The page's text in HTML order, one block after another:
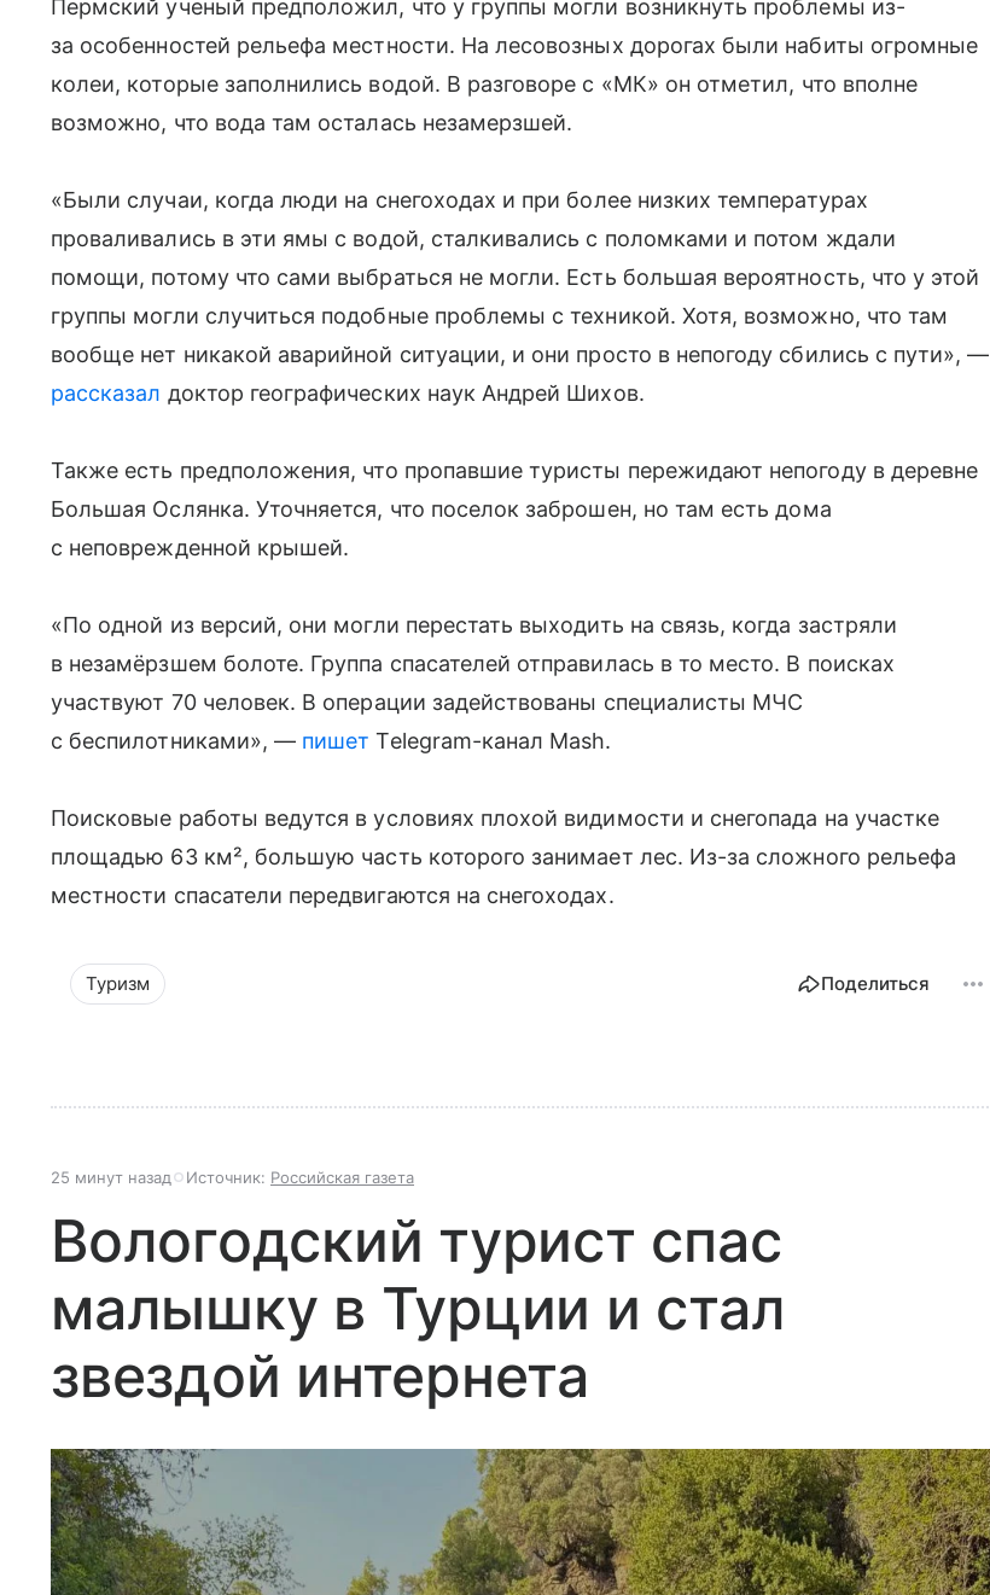
Пермский ученый предположил, что у группы могли возникнуть проблемы из-
за особенностей рельефа местности. На лесовозных дорогах были набиты огромные
колеи, которые заполнились водой. В разговоре с «МК» он отметил, что вполне
возможно, что вода там осталась незамерзшей.
«Были случаи, когда люди на снегоходах и при более низких температурах
проваливались в эти ямы с водой, сталкивались с поломками и потом ждали
помощи, потому что сами выбраться не могли. Есть большая вероятность, что у этой
группы могли случиться подобные проблемы с техникой. Хотя, возможно, что там
вообще нет никакой аварийной ситуации, и они просто в непогоду сбились с пути», —
рассказал доктор географических наук Андрей Шихов.
Также есть предположения, что пропавшие туристы пережидают непогоду в деревне
Большая Ослянка. Уточняется, что поселок заброшен, но там есть дома
с неповрежденной крышей.
«По одной из версий, они могли перестать выходить на связь, когда застряли
в незамёрзшем болоте. Группа спасателей отправилась в то место. В поисках
участвуют 70 человек. В операции задействованы специалисты МЧС
с беспилотниками», — пишетTelegram-канал Mash.
Поисковые работы ведутся в условиях плохой видимости и снегопада на участке
площадью 63 км², большую часть которого занимает лес. Из-за сложного рельефа
местности спасатели передвигаются на снегоходах.
Туризм Поделиться
25 минут назад Источник: Российская газета
Вологодский турист спас
малышку в Турции и стал
звездой интернета